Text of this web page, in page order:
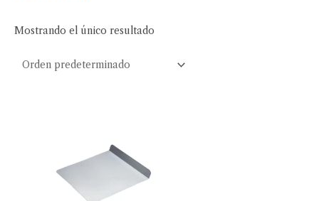
Mostrando el único resultado